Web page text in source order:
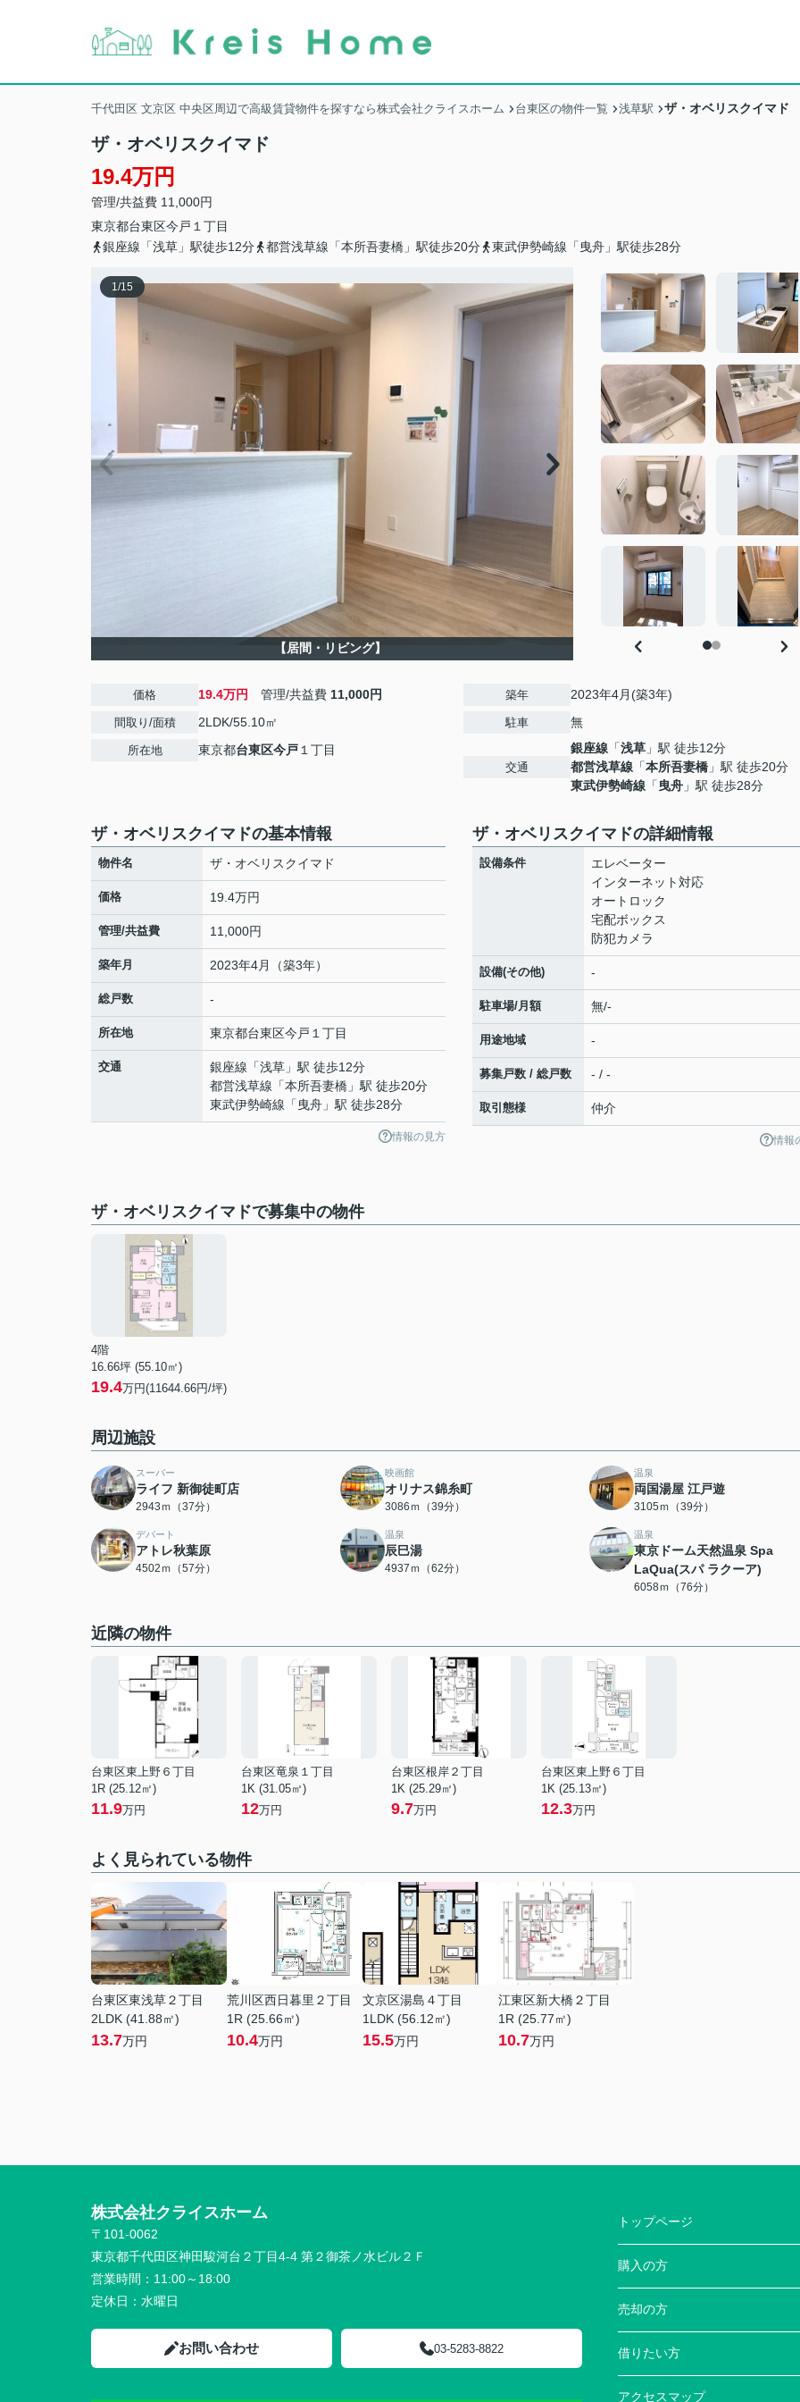
千代田区 文京区 中央区周辺で高級賃貸物件を探すなら株式会社クライスホーム 台東区の物件一覧 浅草駅 ザ・オベリスクイマド
ザ・オベリスクイマド
19.4万円
管理/共益費 11,000円
東京都台東区今戸 １丁目
銀座線「浅草」駅徒歩12分
都営浅草線「本所吾妻橋」駅徒歩20分 東武伊勢崎線「曳舟」駅徒歩28分
1/15
【居間・リビング】
価格 19.4万円 管理/共益費 11,000円
間取り/面積 2LDK/55.10㎡
所在地 東京都台東区今戸 １丁目
築年 2023年4月(築3年)
駐車 無
交通
銀座線 「浅草 」駅 徒歩12分
都営浅草線 「本所吾妻橋 」駅 徒歩20分
東武伊勢崎線 「 曳舟 」駅 徒歩28分
ザ・オベリスクイマドの基本情報
物件名 ザ・オベリスクイマド
価格 19.4万円
管理/共益費 11,000円
築年月 2023年4月（築3年）
総戸数 -
所在地 東京都台東区今戸 １丁目
交通 銀座線 「浅草 」駅 徒歩12分
都営浅草線 「本所吾妻橋 」駅 徒歩20分
東武伊勢崎線 「 曳舟 」駅 徒歩28分
情報の見方
ザ・オベリスクイマドの詳細情報
設備条件
エレベーター
インターネット対応
オートロック
宅配ボックス
防犯カメラ
設備(その他) -
駐車場/月額 無/-
用途地域 -
募集戸数 / 総戸数 - / -
取引態様 仲介
情報
ザ・オベリスクイマドで募集中の物件
4階
16.66坪 (55.10㎡)
19.4万円(11644.66円/坪)
周辺施設
スーパー
ライフ 新御徒町店
2943ｍ（37分）
映画館
オリナス錦糸町
3086ｍ（39分）
温泉
両国湯屋 江戸遊
3105ｍ（39分）
デパート
アトレ秋葉原
4502ｍ（57分）
温泉
辰巳湯
4937ｍ（62分）
温泉
東京ドーム天然温泉 Spa
LaQua(スパ ラクーア)
6058ｍ（76分）
近隣の物件
台東区東上野６丁目
1R (25.12㎡)
11.9万円
台東区竜泉１丁目
1K (31.05㎡)
12万円
台東区根岸２丁目
1K (25.29㎡)
9.7万円
台東区東上野６丁目
1K (25.13㎡)
12.3万円
よく見られている物件
台東区東浅草２丁目
2LDK (41.88㎡)
13.7万円
荒川区西日暮里２丁目
1R (25.66㎡)
10.4万円
文京区湯島４丁目
1LDK (56.12㎡)
15.5万円
江東区新大橋２丁目
1R (25.77㎡)
10.7万円
株式会社クライスホーム
〒101-0062
東京都千代田区神田駿河台２丁目4-4 第２御茶ノ水ビル２Ｆ
営業時間： 11:00～18:00
定休日： 水曜日
お問い合わせ 03-5283-8822
トップページ
購入の方
売却の方
借りたい方
アクセスマップ